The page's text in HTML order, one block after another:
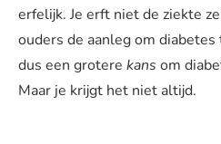
erfelijk. Je erft niet de ziekte
ouders de aanleg om
dus een grotere kans om
Maar je krijgt het niet altijd.